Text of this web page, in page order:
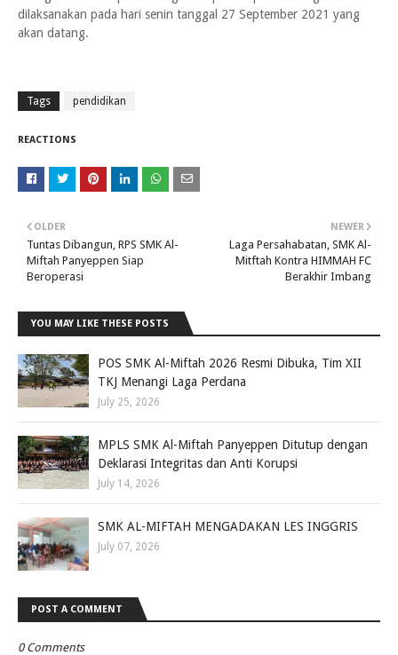
dilaksanakan pada hari senin tanggal 27 September 2021 yang
akan datang.
Tags pendidikan
REACTIONS
NEWER
Laga Persahabatan, SMK Al-
Mitftah Kontra HIMMAH FC
Berakhir Imbang
OLDER
Tuntas Dibangun, RPS SMK Al-
Miftah Panyeppen Siap
Beroperasi
YOU MAY LIKE THESE POSTS
POS SMK Al-Miftah 2026 Resmi Dibuka, Tim XII
TKJ Menangi Laga Perdana
July 25, 2026
MPLS SMK Al-Miftah Panyeppen Ditutup dengan
Deklarasi Integritas dan Anti Korupsi
July 14, 2026
SMK AL-MIFTAH MENGADAKAN LES INGGRIS
July 07, 2026
POST A COMMENT
0 Comments